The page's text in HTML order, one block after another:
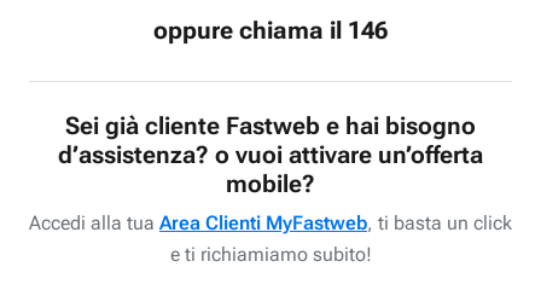
oppure chiama il 146
Sei già cliente Fastweb e hai bisogno
d’assistenza? o vuoi attivare un’offerta
mobile?
Accedi alla tua Area Clienti MyFastweb, ti basta un click
e ti richiamiamo subito!